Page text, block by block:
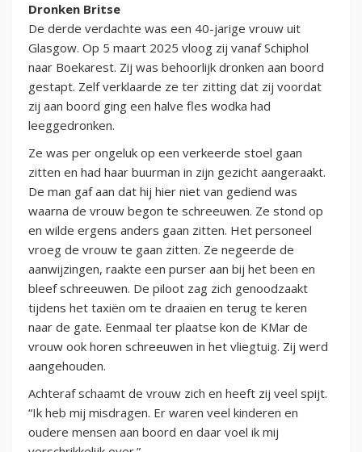
Dronken Britse
De derde verdachte was een 40-jarige vrouw uit
Glasgow. Op 5 maart 2025 vloog zij vanaf Schiphol
naar Boekarest. Zij was behoorlijk dronken aan boord
gestapt. Zelf verklaarde ze ter zitting dat zij voordat
zij aan boord ging een halve fles wodka had
leeggedronken.
Ze was per ongeluk op een verkeerde stoel gaan
zitten en had haar buurman in zijn gezicht aangeraakt.
De man gaf aan dat hij hier niet van gediend was
waarna de vrouw begon te schreeuwen. Ze stond op
en wilde ergens anders gaan zitten. Het personeel
vroeg de vrouw te gaan zitten. Ze negeerde de
aanwijzingen, raakte een purser aan bij het been en
bleef schreeuwen. De piloot zag zich genoodzaakt
tijdens het taxiën om te draaien en terug te keren
naar de gate. Eenmaal ter plaatse kon de KMar de
vrouw ook horen schreeuwen in het vliegtuig. Zij werd
aangehouden.
Achteraf schaamt de vrouw zich en heeft zij veel spijt.
“Ik heb mij misdragen. Er waren veel kinderen en
oudere mensen aan boord en daar voel ik mij